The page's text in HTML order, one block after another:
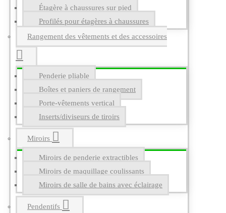
Étagère à chaussures sur pied
Profilés pour étagères à chaussures
Rangement des vêtements et des accessoires
Penderie pliable
Boîtes et paniers de rangement
Porte-vêtements vertical
Inserts/diviseurs de tiroirs
Miroirs
Miroirs de penderie extractibles
Miroirs de maquillage coulissants
Miroirs de salle de bains avec éclairage
Pendentifs